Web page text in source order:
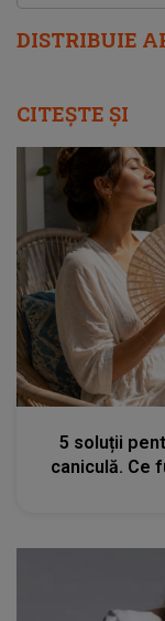
DISTRIBUIE
CITEȘTE ȘI
5 soluții
caniculă. Ce